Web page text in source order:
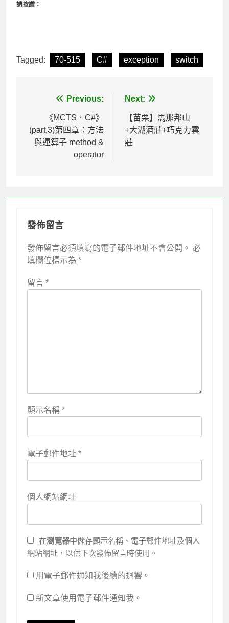
請按讚：
Tagged: 70-515 C# exception switch
導
Previous:
《MCTS．C#》
(part.3)第四章：方法
與運算子 method &
operator
Next:
【苗栗】馬那邦山
+大湖酒莊+巧克力雲
莊
發佈留言
發佈留言必須填寫的電子郵件地址不會公開。 必
填欄位標示為 *
留言 *
顯示名稱 *
電子郵件地址 *
個人網站網址
在瀏覽器中儲存顯示名稱、電子郵件地址及個人
網站網址，以供下次發佈留言時使用。
用電子郵件通知我後續的迴響。
新文章使用電子郵件通知我。